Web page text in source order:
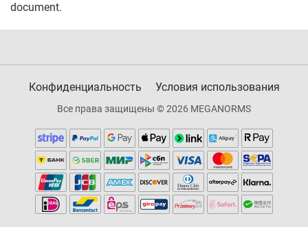
document.
Конфиденциальность Условия использования
Все права защищены © 2026 MEGANORMS